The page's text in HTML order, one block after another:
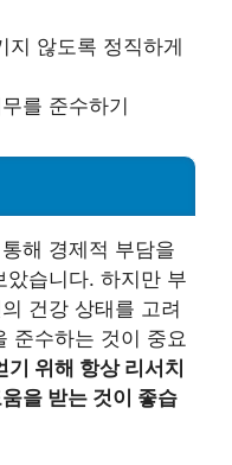
지 않도록 정직하게
를 준수하기
해 경제적 부담을
았습니다. 하지만 부
건강 상태를 고려
준수하는 것이 중요
기 위해 항상 리서치
을 받는 것이 좋습